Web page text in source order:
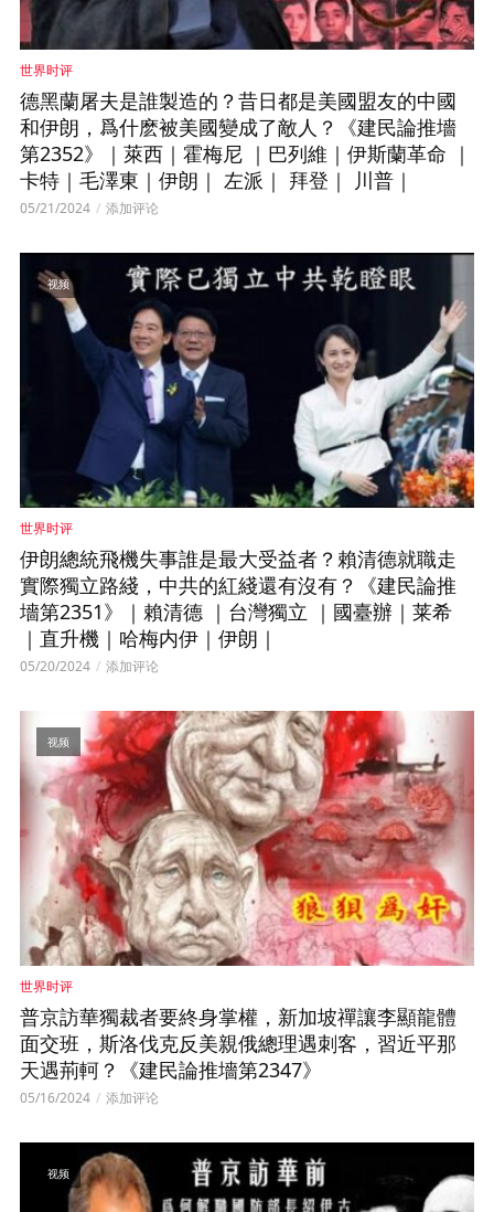
世界时评
德黑蘭屠夫是誰製造的？昔日都是美國盟友的中國
和伊朗，爲什麽被美國變成了敵人？《建民論推墻
第2352》｜萊西｜霍梅尼 ｜巴列維｜伊斯蘭革命 ｜
卡特｜毛澤東｜伊朗｜ 左派｜ 拜登｜ 川普｜
05/21/2024 添加评论
视频
世界时评
伊朗總統飛機失事誰是最大受益者？賴清德就職走
實際獨立路綫，中共的紅綫還有沒有？《建民論推
墻第2351》｜賴清德 ｜台灣獨立 ｜國臺辦｜莱希
｜直升機｜哈梅内伊｜伊朗｜
05/20/2024 添加评论
视频
世界时评
普京訪華獨裁者要終身掌權，新加坡禪讓李顯龍體
面交班，斯洛伐克反美親俄總理遇刺客，習近平那
天遇荊軻？《建民論推墻第2347》
05/16/2024 添加评论
视频